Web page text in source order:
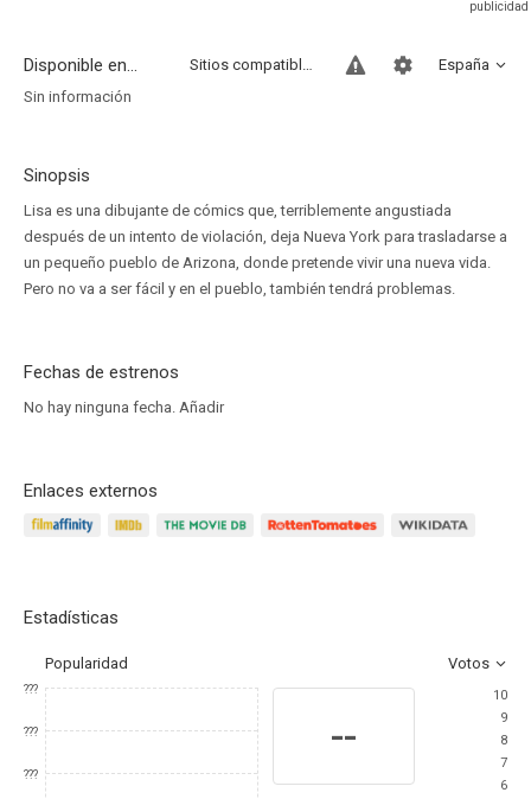
Disponible en... España
Sitios compatibles
Sin información
Sinopsis
Lisa es una dibujante de cómics que, terriblemente angustiada
después de un intento de violación, deja Nueva York para trasladarse a
un pequeño pueblo de Arizona, donde pretende vivir una nueva vida.
Pero no va a ser fácil y en el pueblo, también tendrá problemas.
Fechas de estrenos
No hay ninguna fecha. Añadir
Enlaces externos
Estadísticas
Popularidad Votos
???
???
???
--
10
9
8
7
6